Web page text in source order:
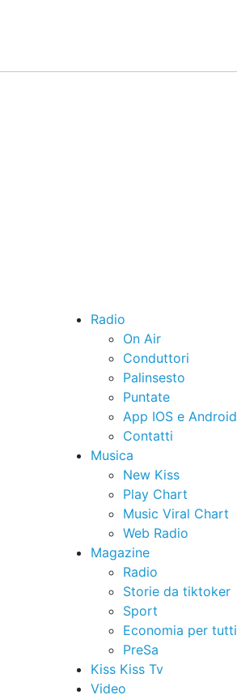
Radio
On Air
Conduttori
Palinsesto
Puntate
App IOS e Android
Contatti
Musica
New Kiss
Play Chart
Music Viral Chart
Web Radio
Magazine
Radio
Storie da tiktoker
Sport
Economia per tutti
PreSa
Kiss Kiss Tv
Video